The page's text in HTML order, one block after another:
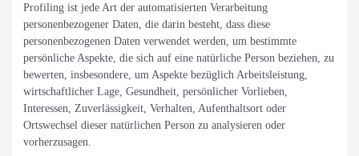
Profiling ist jede Art der automatisierten Verarbeitung
personenbezogener Daten, die darin besteht, dass diese
personenbezogenen Daten verwendet werden, um bestimmte
persönliche Aspekte, die sich auf eine natürliche Person beziehen, zu
bewerten, insbesondere, um Aspekte bezüglich Arbeitsleistung,
wirtschaftlicher Lage, Gesundheit, persönlicher Vorlieben,
Interessen, Zuverlässigkeit, Verhalten, Aufenthaltsort oder
Ortswechsel dieser natürlichen Person zu analysieren oder
vorherzusagen.